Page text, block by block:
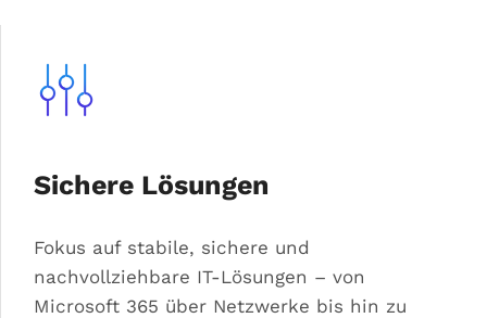
Sichere Lösungen
Fokus auf stabile, sichere und
nachvollziehbare IT-Lösungen – von
Microsoft 365 über Netzwerke bis hin zu